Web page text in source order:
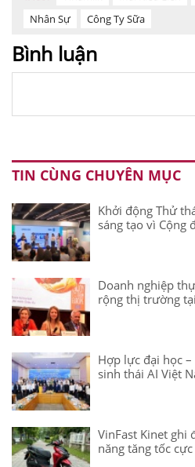
Nhân Sự
Công Ty Sữa
Bình luận
TIN CÙNG CHUYÊN MỤC
Khởi động Thử
sáng tạo vì Cộng
Doanh nghiệp
rộng thị trường
Hợp lực đại học
sinh thái AI Việt
VinFast Kinet ghi
năng tăng tốc